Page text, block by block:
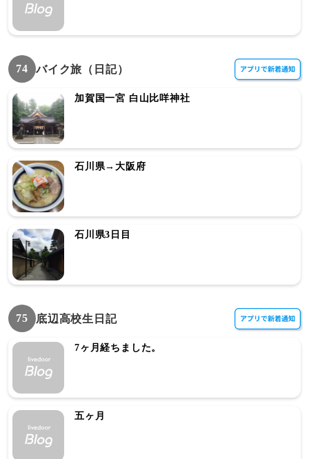
74 バイク旅（日記）
加賀国一宮 白山比咩神社
石川県→大阪府
石川県3日目
75 底辺高校生日記
7ヶ月経ちました。
五ヶ月